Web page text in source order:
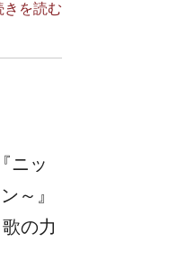
きを読む
ニッ
～』
の力